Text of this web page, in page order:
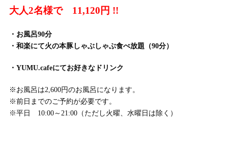
大人2名様で 11,120円 !!
・お風呂90分
・和楽にて火の本豚しゃぶしゃぶ食べ放題（90分）
・YUMU.cafeにてお好きなドリンク
※お風呂は2,600円のお風呂になります。
※前日までのご予約が必要です。
※平日 10:00～21:00（ただし火曜、水曜日は除く）